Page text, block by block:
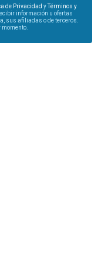
de Privacidad yTérminos y
información u ofertas
sus afiliadas o de terceros.